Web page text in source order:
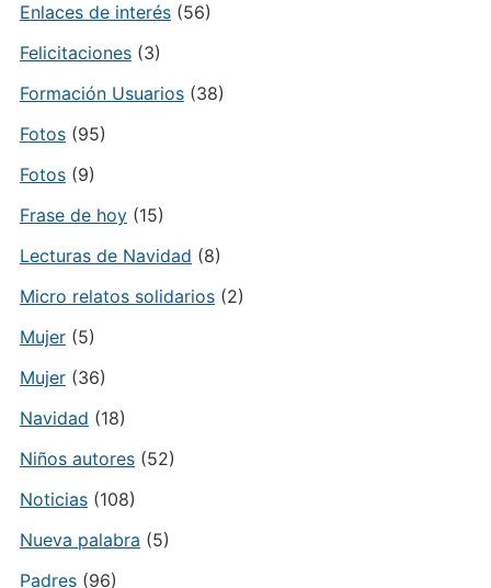
Enlaces de interés(56)
Felicitaciones(3)
Formación Usuarios(38)
Fotos(95)
Fotos(9)
Frase de hoy(15)
Lecturas de Navidad (8)
Micro relatos solidarios(2)
Mujer(5)
Mujer(36)
Navidad (18)
Niños autores(52)
Noticias(108)
Nueva palabra (5)
Padres(96)